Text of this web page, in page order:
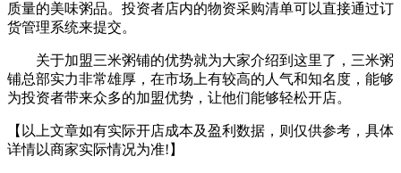
质量的美味粥品。投资者店内的物资采购清单可以直接通过订
货管理系统来提交。
关于加盟三米粥铺的优势就为大家介绍到这里了，三米粥
铺总部实力非常雄厚，在市场上有较高的人气和知名度，能够
为投资者带来众多的加盟优势，让他们能够轻松开店。
【以上文章如有实际开店成本及盈利数据，则仅供参考，具体
详情以商家实际情况为准!】